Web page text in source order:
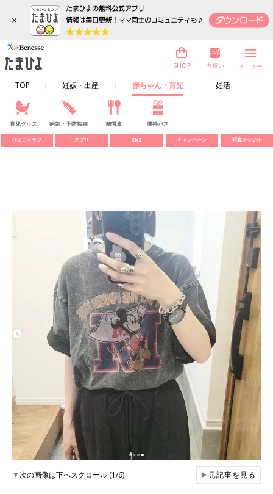
×
TOP 妊娠・出産 赤ちゃん・育児 妊活
SHOP 内祝い メニュー
育児グッズ 病気・予防接種 離乳食 優待パス
ひよこクラブ アプリ SNS キャンペーン 写真スタジオ
▼次の画像は下へスクロール (1/6) ▶元記事を見る